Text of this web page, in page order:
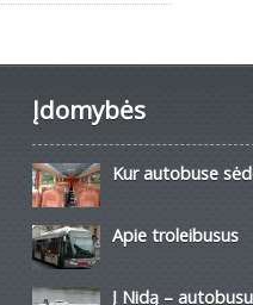
Įdomybės
Kur autobuse
Apie troleibusus
Į Nidą –